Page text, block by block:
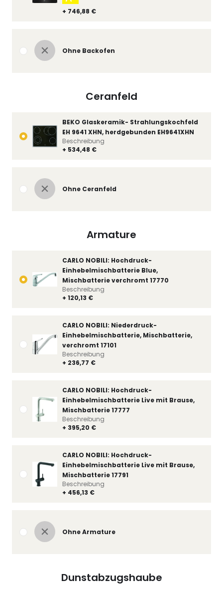
+ 746,88 €
Ohne Backofen
Ceranfeld
BEKO Glaskeramik- Strahlungskochfeld
EH 9641 XHN, herdgebunden EH9641XHN
+ 534,48 €
Beschreibung
Ohne Ceranfeld
Armature
CARLO NOBILI: Hochdruck-
Einhebelmischbatterie Blue,
Mischbatterie verchromt 17770
+ 120,13 €
Beschreibung
CARLO NOBILI: Niederdruck-
Einhebelmischbatterie, Mischbatterie,
verchromt 17101
+ 236,77 €
Beschreibung
CARLO NOBILI: Hochdruck-
Einhebelmischbatterie Live mit Brause,
Mischbatterie 17777
+ 395,20 €
Beschreibung
CARLO NOBILI: Hochdruck-
Einhebelmischbatterie Live mit Brause,
Mischbatterie 17791
+ 456,13 €
Beschreibung
Ohne Armature
Dunstabzugshaube